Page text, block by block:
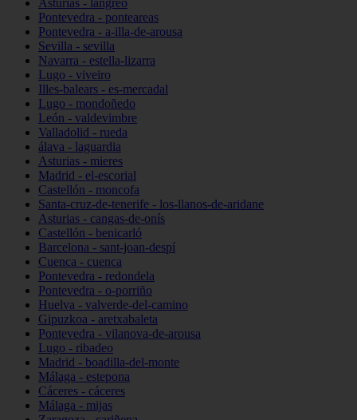
Asturias - langreo
Pontevedra - ponteareas
Pontevedra - a-illa-de-arousa
Sevilla - sevilla
Navarra - estella-lizarra
Lugo - viveiro
Illes-balears - es-mercadal
Lugo - mondoñedo
León - valdevimbre
Valladolid - rueda
álava - laguardia
Asturias - mieres
Madrid - el-escorial
Castellón - moncofa
Santa-cruz-de-tenerife - los-llanos-de-aridane
Asturias - cangas-de-onís
Castellón - benicarló
Barcelona - sant-joan-despí
Cuenca - cuenca
Pontevedra - redondela
Pontevedra - o-porriño
Huelva - valverde-del-camino
Gipuzkoa - aretxabaleta
Pontevedra - vilanova-de-arousa
Lugo - ribadeo
Madrid - boadilla-del-monte
Málaga - estepona
Cáceres - cáceres
Málaga - mijas